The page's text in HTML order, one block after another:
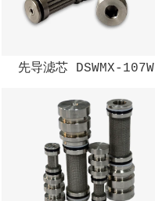
先导滤芯 DSWMX-107W